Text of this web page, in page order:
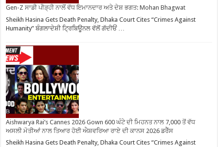
Gen-Z ਸਾਡੀ ਪੀੜ੍ਹੀ ਨਾਲੋਂ ਵੱਧ ਇਮਾਨਦਾਰ ਅਤੇ ਦੇਸ਼ ਭਗਤ: Mohan Bhagwat
Sheikh Hasina Gets Death Penalty, Dhaka Court Cites “Crimes Against
Humanity” ਬੰਗਲਾਦੇਸ਼ੀ ਟ੍ਰਿਬਿਊਨਲ ਵੱਲੋਂ ਗੱਦੀਓਂ …
Aishwarya Rai’s Cannes 2026 Gown 600 ਘੰਟੇ ਦੀ ਮਿਹਨਤ ਨਾਲ 7,000 ਤੋਂ ਵੱਧ
ਅਸਲੀ ਮੋਤੀਆਂ ਨਾਲ ਤਿਆਰ ਹੋਈ ਐਸ਼ਵਰਿਆ ਰਾਏ ਦੀ ਕਾਨਸ 2026 ਡਰੈੱਸ
Sheikh Hasina Gets Death Penalty, Dhaka Court Cites “Crimes Against